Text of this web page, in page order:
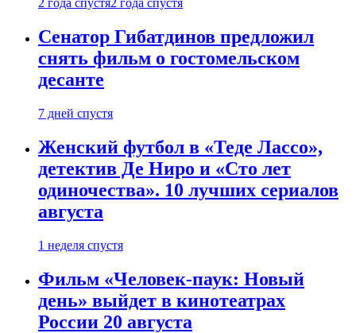
2 года спустя2 года спустя
Сенатор Гибатдинов предложил
снять фильм о гостомельском
десанте
7 дней спустя
Женский футбол в «Теде Лассо»,
детектив Де Ниро и «Сто лет
одиночества». 10 лучших сериалов
августа
1 неделя спустя
Фильм «Человек-паук: Новый
день» выйдет в кинотеатрах
России 20 августа